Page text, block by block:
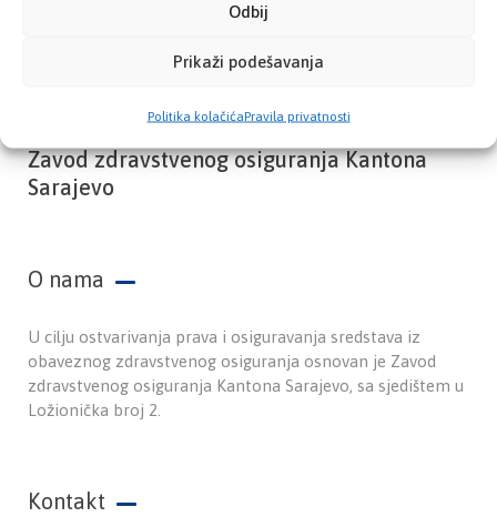
Odbij
Prikaži podešavanja
Politika kolačićaPravila privatnosti
Zavod zdravstvenog osiguranja Kantona
Sarajevo
O nama
U cilju ostvarivanja prava i osiguravanja sredstava iz
obaveznog zdravstvenog osiguranja osnovan je Zavod
zdravstvenog osiguranja Kantona Sarajevo, sa sjedištem u
Ložionička broj 2.
Kontakt